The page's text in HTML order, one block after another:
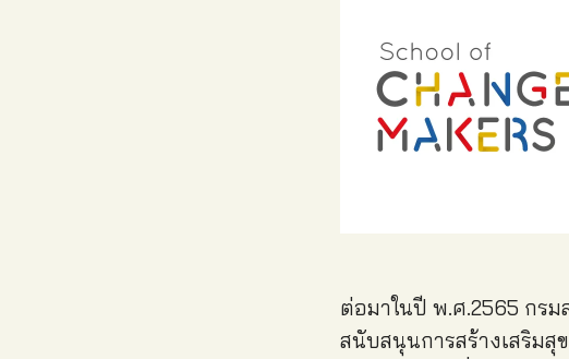
ต่อมาในปี พ.ศ.2565 กร
สนับสนุนการสร้างเสริมสุ